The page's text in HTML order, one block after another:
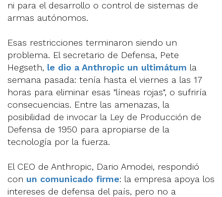
ni para el desarrollo o control de sistemas de
armas autónomos.
Esas restricciones terminaron siendo un
problema. El secretario de Defensa, Pete
Hegseth, le dio a Anthropic un ultimátum la
semana pasada: tenía hasta el viernes a las 17
horas para eliminar esas "líneas rojas", o sufriría
consecuencias. Entre las amenazas, la
posibilidad de invocar la Ley de Producción de
Defensa de 1950 para apropiarse de la
tecnología por la fuerza.
El CEO de Anthropic, Dario Amodei, respondió
con un comunicado firme: la empresa apoya los
intereses de defensa del país, pero no a